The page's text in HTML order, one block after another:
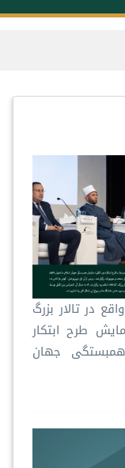
در تالار بزرگ
طرح ابتکار
همبستگی جهان